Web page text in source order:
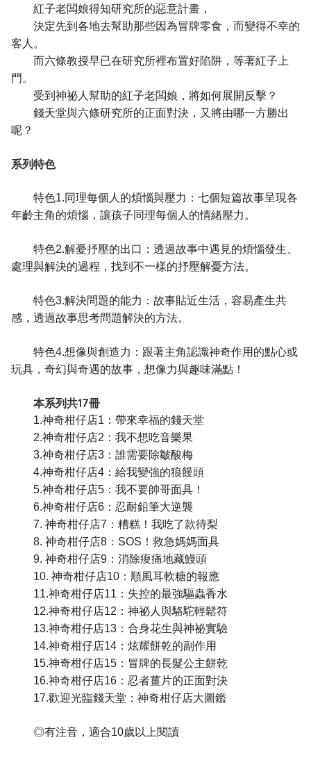
紅子老闆娘得知研究所的惡意計畫，
決定先到各地去幫助那些因為冒牌零食，而變得不幸的
客人。
而六條教授早已在研究所裡布置好陷阱，等著紅子上
門。
受到神祕人幫助的紅子老闆娘，將如何展開反擊？
錢天堂與六條研究所的正面對決，又將由哪一方勝出
呢？
系列特色
特色1.同理每個人的煩惱與壓力：七個短篇故事呈現各
年齡主角的煩惱，讓孩子同理每個人的情緒壓力。
特色2.解憂抒壓的出口：透過故事中遇見的煩惱發生、
處理與解決的過程，找到不一樣的抒壓解憂方法。
特色3.解決問題的能力：故事貼近生活，容易產生共
感，透過故事思考問題解決的方法。
特色4.想像與創造力：跟著主角認識神奇作用的點心或
玩具，奇幻與奇遇的故事，想像力與趣味滿點！
本系列共17冊
1.神奇柑仔店1：帶來幸福的錢天堂
2.神奇柑仔店2：我不想吃音樂果
3.神奇柑仔店3：誰需要除皺酸梅
4.神奇柑仔店4：給我變強的狼饅頭
5.神奇柑仔店5：我不要帥哥面具！
6.神奇柑仔店6：忍耐鉛筆大逆襲
7. 神奇柑仔店7：糟糕！我吃了款待梨
8. 神奇柑仔店8：SOS！救急媽媽面具
9. 神奇柑仔店9：消除痠痛地藏鰻頭
10. 神奇柑仔店10：順風耳軟糖的報應
11.神奇柑仔店11：失控的最強驅蟲香水
12.神奇柑仔店12：神祕人與駱駝輕鬆符
13.神奇柑仔店13：合身花生與神祕實驗
14.神奇柑仔店14：炫耀餅乾的副作用
15.神奇柑仔店15：冒牌的長髮公主餅乾
16.神奇柑仔店16：忍者薑片的正面對決
17.歡迎光臨錢天堂：神奇柑仔店大圖鑑
◎有注音，適合10歲以上閱讀